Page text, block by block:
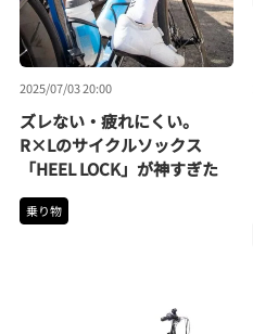
2025/07/03 20:00
ズレない・疲れにくい。
R×Lのサイクルソックス
「HEEL LOCK」が神すぎた
乗り物